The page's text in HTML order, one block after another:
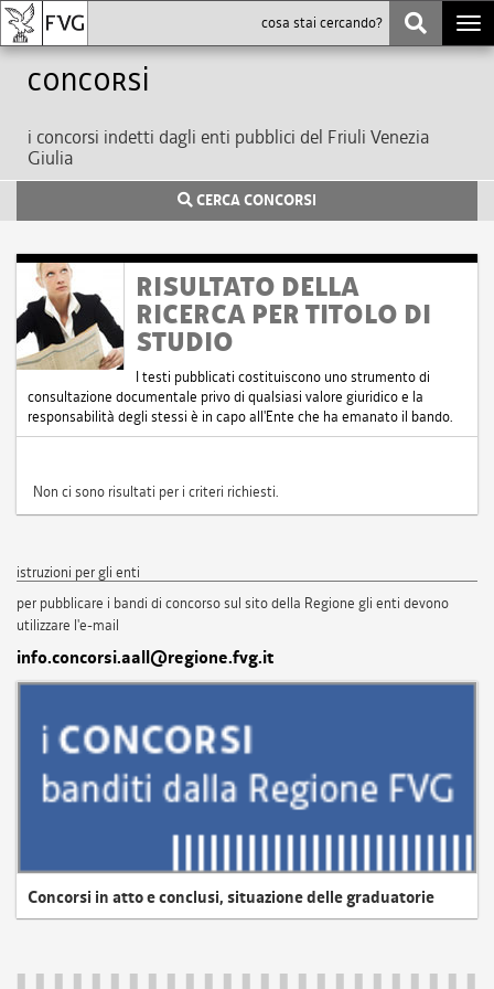
Concorsi
i concorsi indetti dagli enti pubblici del Friuli Venezia
Giulia
CERCA CONCORSI
RISULTATO DELLA
RICERCA PER TITOLO DI
STUDIO
I testi pubblicati costituiscono uno strumento di
consultazione documentale privo di qualsiasi valore giuridico e la
responsabilità degli stessi è in capo all'Ente che ha emanato il bando.
Non ci sono risultati per i criteri richiesti.
istruzioni per gli enti
per pubblicare i bandi di concorso sul sito della Regione gli enti devono
utilizzare l'e-mail
info.concorsi.aall@regione.fvg.it
Concorsi in atto e conclusi, situazione delle graduatorie